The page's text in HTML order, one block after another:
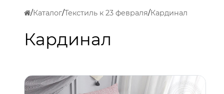
Каталог Текстиль к 23 февраля Кардинал
Кардинал